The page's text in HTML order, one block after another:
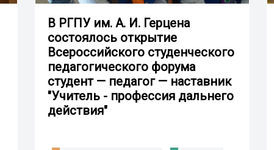
В РГПУ им. А. И. Герцена
состоялось открытие
Всероссийского студенческого
педагогического форума
студент — педагог — наставник
"Учитель - профессия дальнего
действия"